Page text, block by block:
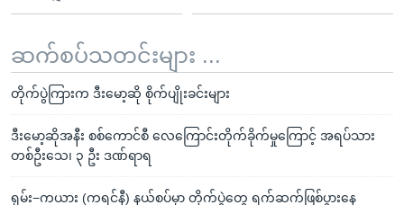
ဆက်စပ်သတင်းများ ...
တိုက်ပွဲကြားက ဒီးမော့ဆို စိုက်ပျိုးခင်းများ
ဒီးမော့ဆိုအနီး စစ်ကောင်စီ လေကြောင်းတိုက်ခိုက်မှုကြောင့် အရပ်သား
တစ်ဦးသေ၊ ၃ ဦး ဒဏ်ရာရ
ရှမ်း−ကယား (ကရင်နီ) နယ်စပ်မှာ တိုက်ပွဲတွေ ရက်ဆက်ဖြစ်ပွားနေ